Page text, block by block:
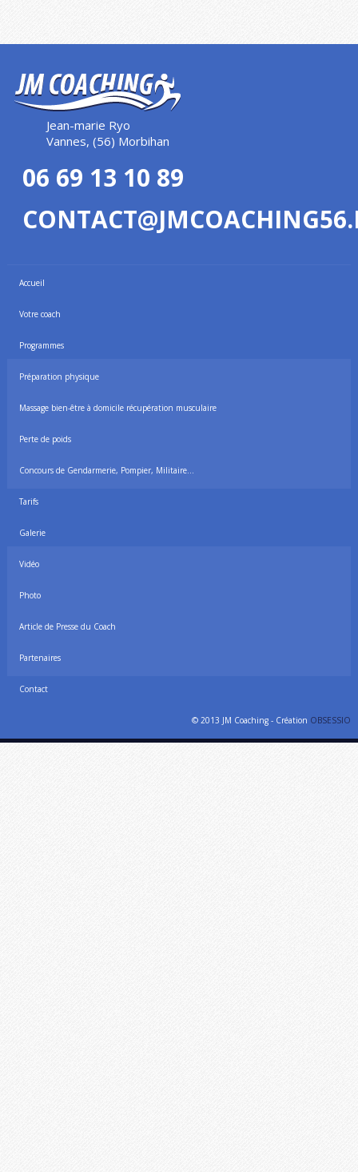
Jean-marie Ryo
Vannes, (56) Morbihan
06 69 13 10 89
Accueil
Votre coach
Programmes
Préparation physique
Massage bien-être à domicile récupération musculaire
Perte de poids
Concours de Gendarmerie, Pompier, Militaire…
Tarifs
Galerie
Vidéo
Photo
Article de Presse du Coach
Partenaires
Contact
© 2013 JM Coaching - Création OBSESSIO